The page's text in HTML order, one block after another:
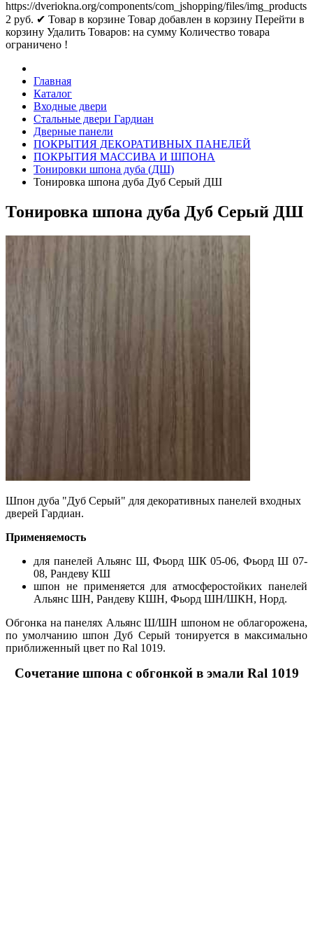
https://dveriokna.org/components/com_jshopping/files/img_products
2 руб. ✔ Товар в корзине Товар добавлен в корзину Перейти в
корзину Удалить Товаров: на сумму Количество товара
ограничено !
Главная
Каталог
Входные двери
Стальные двери Гардиан
Дверные панели
ПОКРЫТИЯ ДЕКОРАТИВНЫХ ПАНЕЛЕЙ
ПОКРЫТИЯ МАССИВА И ШПОНА
Тонировки шпона дуба (ДШ)
Тонировка шпона дуба Дуб Серый ДШ
Тонировка шпона дуба Дуб Серый ДШ
Шпон дуба "Дуб Серый" для декоративных панелей входных
дверей Гардиан.
Применяемость
для панелей Альянс Ш, Фьорд ШК 05-06, Фьорд Ш 07-
08, Рандеву КШ
шпон не применяется для атмосферостойких панелей
Альянс ШН, Рандеву КШН, Фьорд ШН/ШКН, Норд.
Обгонка на панелях Альянс Ш/ШН шпоном не облагорожена,
по умолчанию шпон Дуб Серый тонируется в максимально
приближенный цвет по Ral 1019.
Сочетание шпона с обгонкой в эмали Ral 1019